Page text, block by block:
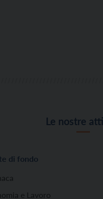
Le nostre
di fondo
e Lavoro